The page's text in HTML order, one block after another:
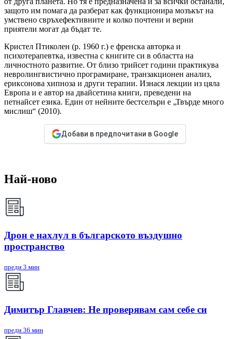
защото им помага да разберат как функционира мозъкът на
умствено свръхефективните и колко почтени и верни
приятели могат да бъдат те.
Кристел Птиколен (р. 1960 г.) е френска авторка и
психотерапевтка, известна с книгите си в областта на
личностното развитие. От близо трийсет години практикува
невролингвистично програмиране, транзакционен анализ,
ериксонова хипноза и други терапии. Изнася лекции из цяла
Европа и е автор на двайсетина книги, преведени на
петнайсет езика. Един от нейните бестселъри е „Твърде много
мислиш“ (2010).
Добави в предпочитани в Google
Най-ново
Дрон е нахлул в българското въздушно
пространство
преди 3 мин
Димитър Главчев: Не проверявам сам себе си
преди 36 мин